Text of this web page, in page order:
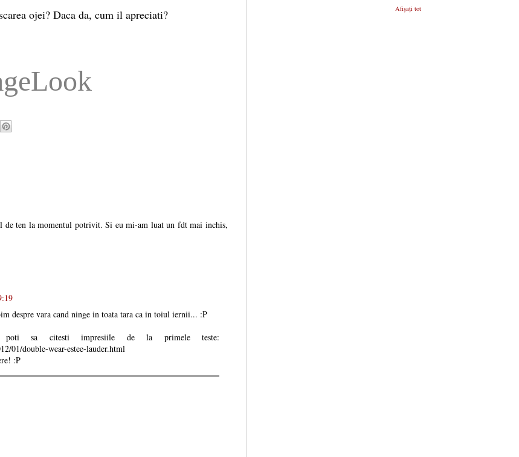
ojei? Daca da, cum il apreciati?
de ten la momentul potrivit. Si eu mi-am luat un fdt mai inchis,
despre vara cand ninge in toata tara ca in toiul iernii... :P
sa citesti impresiile de la primele teste:
01/double-wear-estee-lauder.html
:P
Afișați tot